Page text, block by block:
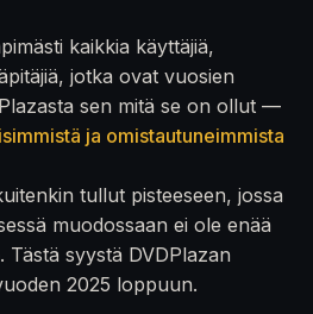
kaikkia käyttäjiä,
jotka ovat vuosien
sen mitä se on ollut —
ja omistautuneimmista
tullut pisteeseen, jossa
muodossaan ei ole enää
syystä DVDPlazan
2025 loppuun.